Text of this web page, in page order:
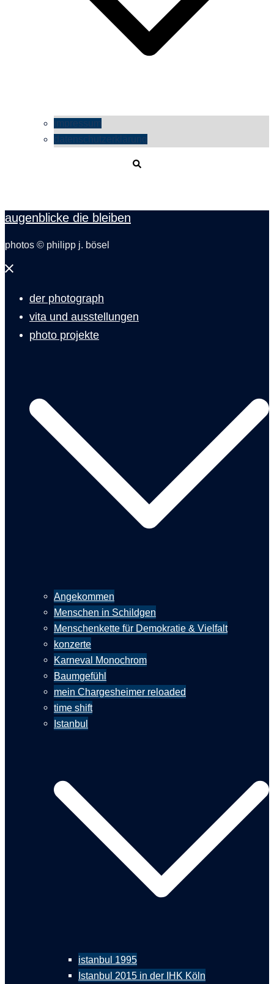
impressum
datenschutzerklärung
augenblicke die bleiben
photos © philipp j. bösel
Menü
der photograph
vita und ausstellungen
photo projekte
Angekommen
Menschen in Schildgen
Menschenkette für Demokratie & Vielfalt
konzerte
Karneval Monochrom
Baumgefühl
mein Chargesheimer reloaded
time shift
Istanbul
istanbul 1995
Istanbul 2015 in der IHK Köln